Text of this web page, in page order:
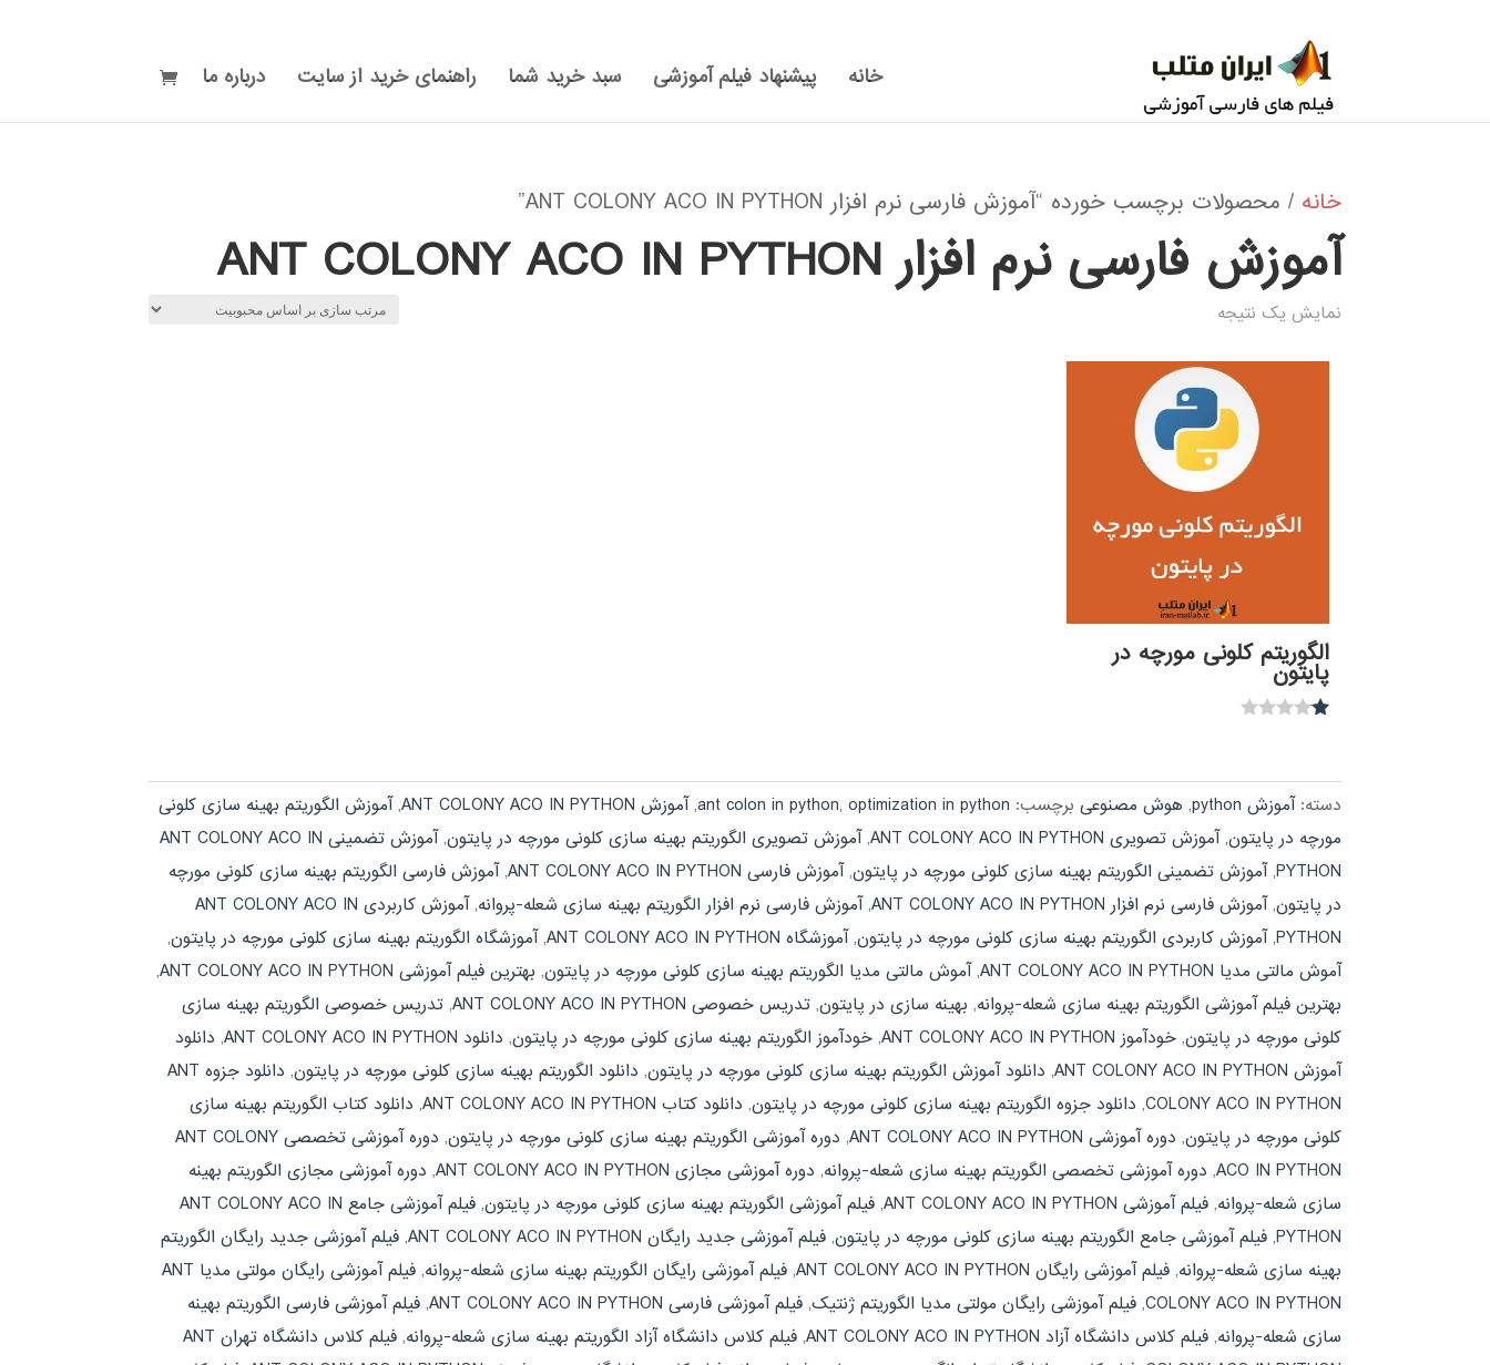
خانه پیشنهاد فیلم آموزشی سبد خرید شما راهنمای خرید از سایت درباره ما
خانه / محصولات برچسب خورده “آموزش فارسی نرم افزار ANT COLONY ACO IN PYTHON”
آموزش فارسی نرم افزار ANT COLONY ACO IN PYTHON
نمایش یک نتیجه
الگوریتم کلونی مورچه در
پایتون
5
دسته:آموزش python , هوش مصنوعی برچسب: ant colon in python, optimization in python
,آموزش ANT COLONY ACO IN PYTHON ,آموزش الگوریتم بهینه سازی کلونی
مورچه در پایتون,آموزش تصویری ANT COLONY ACO IN PYTHON ,آموزش تصویری الگوریتم بهینه سازی کلونی مورچه در پایتون,
آموزش تضمینی ANT COLONY ACO IN
PYTHON
,آموزش تضمینی الگوریتم بهینه سازی کلونی مورچه در پایتون,آموزش فارسی ANT COLONY ACO IN PYTHON ,آموزش فارسی الگوریتم بهینه سازی کلونی مورچه
در پایتون,آموزش فارسی نرم افزار ANT COLONY ACO IN PYTHON ,آموزش فارسی نرم افزار الگوریتم بهینه سازی شعله-پروانه,
آموزش کاربردی ANT COLONY ACO IN
PYTHON
,آموزش کاربردی الگوریتم بهینه سازی کلونی مورچه در پایتون,آموزشگاه ANT COLONY ACO IN PYTHON ,آموزشگاه الگوریتم بهینه سازی کلونی مورچه در پایتون,
آموش مالتی مدیا ANT COLONY ACO IN PYTHON
,آموش مالتی مدیا الگوریتم بهینه سازی کلونی مورچه در پایتون, بهترین فیلم آموزشی ANT COLONY ACO IN PYTHON
,
بهترین فیلم آموزشی الگوریتم بهینه سازی شعله-پروانه, بهینه سازی در پایتون,تدریس خصوصی ANT COLONY ACO IN PYTHON ,تدریس خصوصی الگوریتم بهینه سازی
کلونی مورچه در پایتون,خودآموز ANT COLONY ACO IN PYTHON ,خودآموز الگوریتم بهینه سازی کلونی مورچه در پایتون, دانلود ANT COLONY ACO IN PYTHON , دانلود
آموزش ANT COLONY ACO IN PYTHON
, دانلود آموزش الگوریتم بهینه سازی کلونی مورچه در پایتون, دانلود الگوریتم بهینه سازی کلونی مورچه در پایتون,
دانلود جزوه ANT
COLONY ACO IN PYTHON
, دانلود جزوه الگوریتم بهینه سازی کلونی مورچه در پایتون, دانلود کتاب ANT COLONY ACO IN PYTHON , دانلود کتاب الگوریتم بهینه سازی
کلونی مورچه در پایتون, دوره آموزشی ANT COLONY ACO IN PYTHON , دوره آموزشی الگوریتم بهینه سازی کلونی مورچه در پایتون,
دوره آموزشی تخصصی ANT COLONY
ACO IN PYTHON
, دوره آموزشی تخصصی الگوریتم بهینه سازی شعله-پروانه, دوره آموزشی مجازی ANT COLONY ACO IN PYTHON , دوره آموزشی مجازی الگوریتم بهینه
سازی شعله-پروانه,فیلم آموزشی ANT COLONY ACO IN PYTHON ,فیلم آموزشی الگوریتم بهینه سازی کلونی مورچه در پایتون,
فیلم آموزشی جامع ANT COLONY ACO IN
PYTHON
,فیلم آموزشی جامع الگوریتم بهینه سازی کلونی مورچه در پایتون,فیلم آموزشی جدید رایگان ANT COLONY ACO IN PYTHON ,فیلم آموزشی جدید رایگان الگوریتم
بهینه سازی شعله-پروانه,فیلم آموزشی رایگان ANT COLONY ACO IN PYTHON ,فیلم آموزشی رایگان الگوریتم بهینه سازی شعله-پروانه,
فیلم آموزشی رایگان مولتی مدیا ANT
COLONY ACO IN PYTHON
,فیلم آموزشی رایگان مولتی مدیا الگوریتم ژنتیک,فیلم آموزشی فارسی ANT COLONY ACO IN PYTHON ,فیلم آموزشی فارسی الگوریتم بهینه
سازی شعله-پروانه,فیلم کلاس دانشگاه آزاد ANT COLONY ACO IN PYTHON ,فیلم کلاس دانشگاه آزاد الگوریتم بهینه سازی شعله-پروانه,
فیلم کلاس دانشگاه تهران ANT